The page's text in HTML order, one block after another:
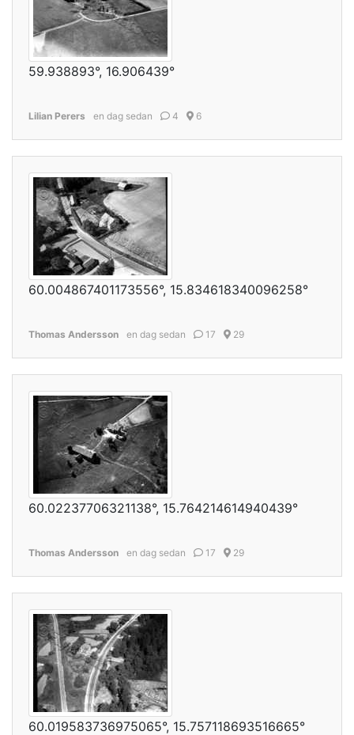
59.938893°, 16.906439°
Lilian Perers en dag sedan 4 6
60.004867401173556°, 15.834618340096258°
Thomas Andersson en dag sedan 17 29
60.02237706321138°, 15.764214614940439°
Thomas Andersson en dag sedan 17 29
60.019583736975065°, 15.757118693516665°